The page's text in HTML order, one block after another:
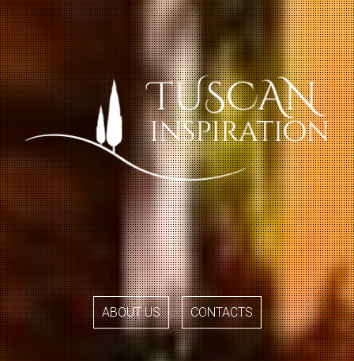
ABOUT US CONTACTS